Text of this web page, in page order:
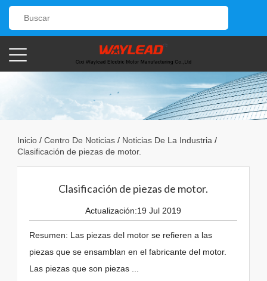
Inicio / Centro De Noticias / Noticias De La Industria /
Clasificación de piezas de motor.
Clasificación de piezas de motor.
Actualización:19 Jul 2019
Resumen: Las piezas del motor se refieren a las
piezas que se ensamblan en el fabricante del motor.
Las piezas que son piezas ...